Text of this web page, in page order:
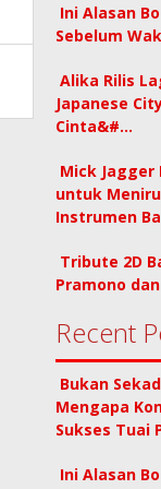
Ini Alasan
Sebelum
Alika Rilis
Japanese
Cinta&#…
Mick
untuk
Instrumen
Tribute 2D
Pramono
Recent
Bukan
Mengapa
Sukses Tuai
Ini Alasan